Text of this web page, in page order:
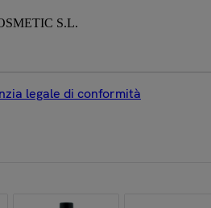
S.L.
legale di conformità